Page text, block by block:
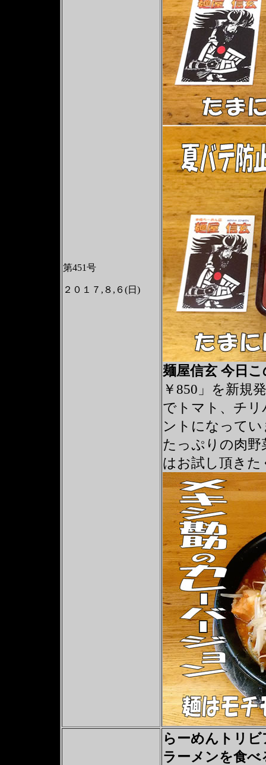
第451号
２０１７,８,６(日)
麺屋信玄 今日
￥850」を新規
でトマト、チ
ントになって
たっぷりの肉野
はお試し頂きた
らーめんトリ
ラーメンを食べ